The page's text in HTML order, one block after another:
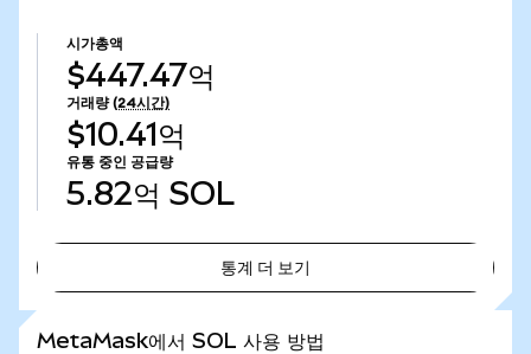
시가총액
$447.47억
거래량 (24시간)
$10.41억
유통 중인 공급량
5.82억 SOL
통계 더 보기
MetaMask에서 SOL 사용 방법